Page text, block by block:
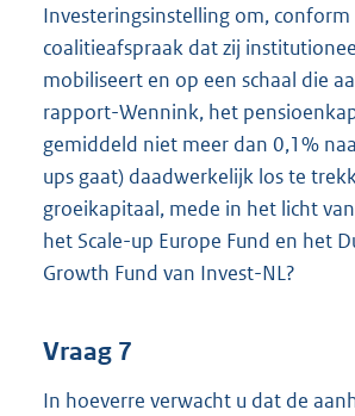
Investeringsinstelling om, conform
coalitieafspraak dat zij
mobiliseert en op een schaal die
rapport-Wennink, het
gemiddeld niet meer dan 0,1%
ups gaat) daadwerkelijk los te
groeikapitaal, mede in het licht
het Scale-up Europe Fund en het
Growth Fund van Invest-NL?
Vraag 7
In hoeverre verwacht u dat de